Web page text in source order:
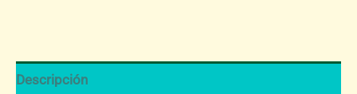
300
Descripción